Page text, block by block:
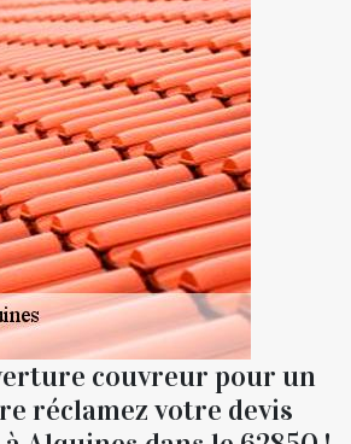
couvreur pour un
réclamez votre devis